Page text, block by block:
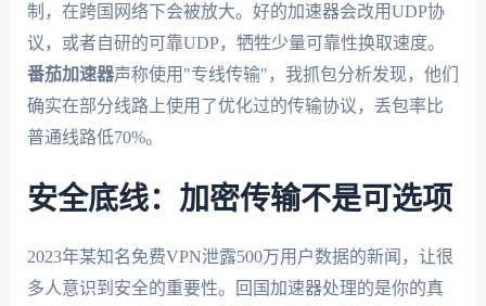
制，在跨国网络下会被放大。好的加速器会改用UDP协
议，或者自研的可靠UDP，牺牲少量可靠性换取速度。
番茄加速器声称使用"专线传输"，我抓包分析发现，他们
确实在部分线路上使用了优化过的传输协议，丢包率比
普通线路低70%。
安全底线：加密传输不是可选项
2023年某知名免费VPN泄露500万用户数据的新闻，让很
多人意识到安全的重要性。回国加速器处理的是你的真